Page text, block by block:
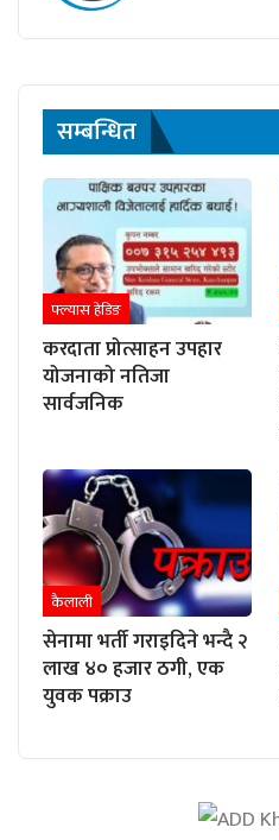
सम्बन्धित
फ्ल्यास हेडिङ
करदाता प्रोत्साहन उपहार
योजनाको नतिजा
सार्वजनिक
कैलाली
सेनामा भर्ती गराइदिने भन्दै २
लाख ४० हजार ठगी, एक
युवक पक्राउ